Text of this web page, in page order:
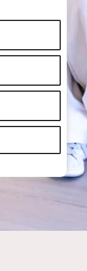
toepassing.